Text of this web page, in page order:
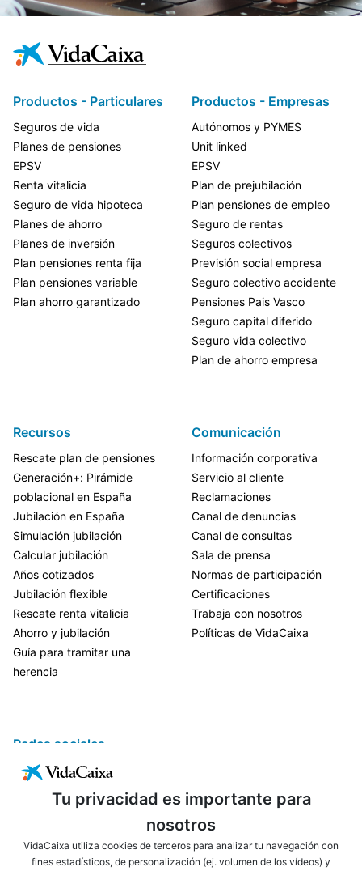
Tu privacidad es importante para
nosotros
VidaCaixa utiliza cookies de terceros para analizar tu navegación con
fines estadísticos, de personalización (ej. volumen de los vídeos) y
Productos - Particulares
Seguros de vida
Planes de pensiones
EPSV
Renta vitalicia
Seguro de vida hipoteca
Planes de ahorro
Planes de inversión
Plan pensiones renta fija
Plan pensiones variable
Plan ahorro garantizado
Productos - Empresas
Autónomos y PYMES
Unit linked
EPSV
Plan de prejubilación
Plan pensiones de empleo
Seguro de rentas
Seguros colectivos
Previsión social empresa
Seguro colectivo accidente
Pensiones Pais Vasco
Seguro capital diferido
Seguro vida colectivo
Plan de ahorro empresa
Recursos
Rescate plan de pensiones
Generación+: Pirámide
poblacional en España
Jubilación en España
Simulación jubilación
Calcular jubilación
Años cotizados
Jubilación flexible
Rescate renta vitalicia
Ahorro y jubilación
Guía para tramitar una
herencia
Comunicación
Información corporativa
Servicio al cliente
Reclamaciones
Canal de denuncias
Canal de consultas
Sala de prensa
Normas de participación
Certificaciones
Trabaja con nosotros
Políticas de VidaCaixa
Redes sociales